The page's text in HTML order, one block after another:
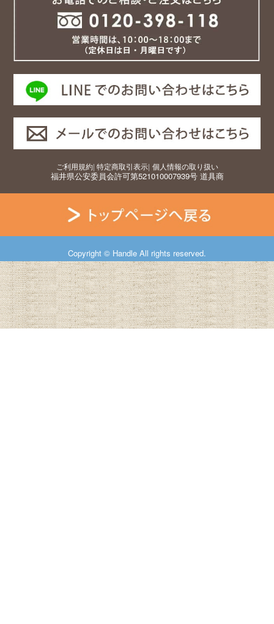
ご利用規約| 特定商取引表示| 個人情報の取り扱い
福井県公安委員会許可第521010007939号 道具商
Copyright © Handle All rights reserved.